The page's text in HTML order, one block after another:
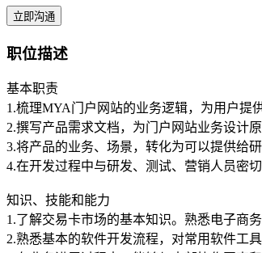
立即沟通
职位描述
基本职责
1.梳理MYA门户网站的业务逻辑，为用户提
2.撰写产品需求文档，为门户网站业务设计
3.将产品的业务、场景，转化为可以提供给
4.在开发过程中与研发、测试、营销人员密切
知识、技能和能力
1.了解交易卡市场的基本知识。熟悉电子商
2.熟悉基本的软件开发流程，对常用软件工